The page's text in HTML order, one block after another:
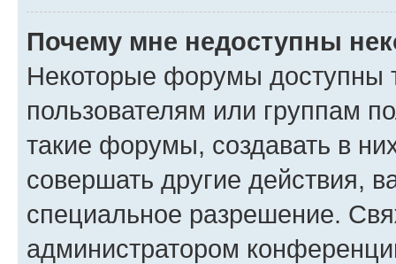
Почему мне недоступны
Некоторые форумы доступны
пользователям или группам
такие форумы, создавать в
совершать другие действия,
специальное разрешение.
администратором